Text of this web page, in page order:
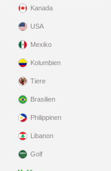
Kanada
USA
Mexiko
Kolumbien
Tiere
Brasilien
Philippinen
Libanon
Golf